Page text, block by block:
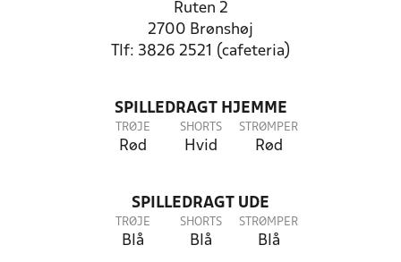
Ruten 2
2700 Brønshøj
Tlf: 3826 2521 (cafeteria)
SPILLEDRAGT HJEMME
TRØJE
Rød
SHORTS
Hvid
STRØMPER
Rød
SPILLEDRAGT UDE
TRØJE
Blå
SHORTS
Blå
STRØMPER
Blå